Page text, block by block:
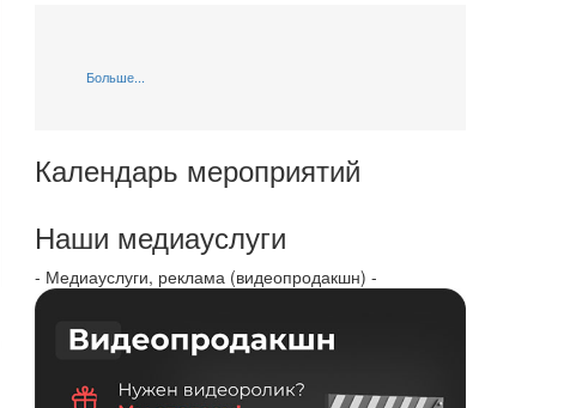
Больше...
Календарь мероприятий
Наши медиауслуги
- Медиауслуги, реклама (видеопродакшн) -